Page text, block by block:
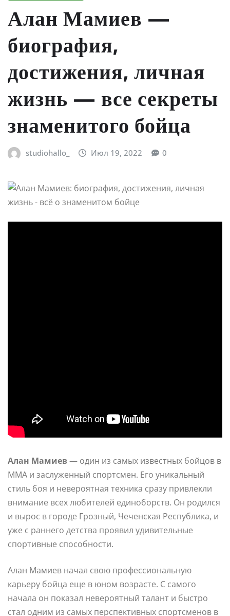
Алан Мамиев —
биография,
достижения, личная
жизнь — все секреты
знаменитого бойца
studiohallo_ Июл 19, 2022 0
Алан Мамиев— один из самых известных бойцов в
ММА и заслуженный спортсмен. Его уникальный
стиль боя и невероятная техника сразу привлекли
внимание всех любителей единоборств. Он родился
и вырос в городе Грозный, Чеченская Республика, и
уже с раннего детства проявил удивительные
спортивные способности.
Алан Мамиев начал свою профессиональную
карьеру бойца еще в юном возрасте. С самого
начала он показал невероятный талант и быстро
стал одним из самых перспективных спортсменов в